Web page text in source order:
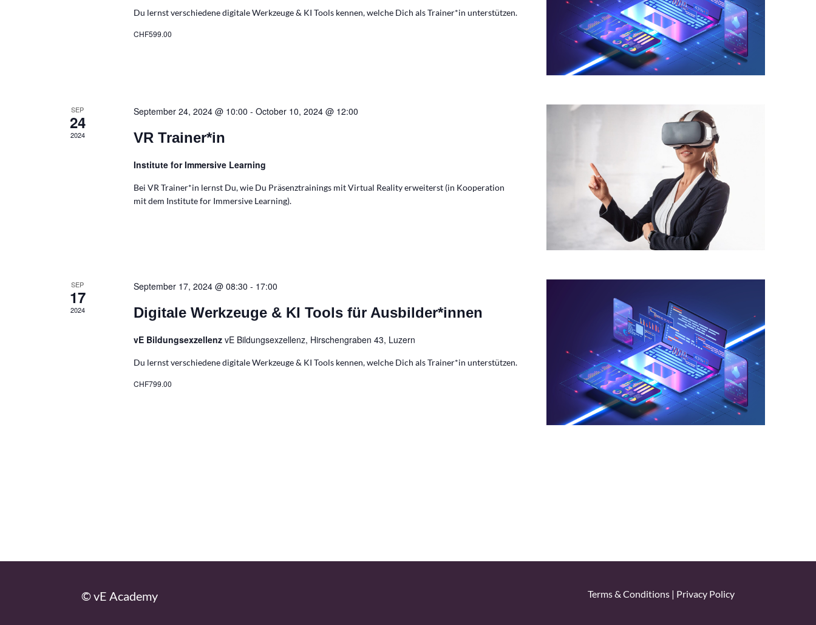
Du lernst verschiedene digitale Werkzeuge & KI Tools kennen, welche Dich als Trainer*in unterstützen.
CHF599.00
SEP
24
2024
September 24, 2024 @ 10:00 - October 10, 2024 @ 12:00
VR Trainer*in
Institute for Immersive Learning
Bei VR Trainer*in lernst Du, wie Du Präsenztrainings mit Virtual Reality erweiterst (in Kooperation
mit dem Institute for Immersive Learning).
SEP
17
2024
September 17, 2024 @ 08:30 - 17:00
Digitale Werkzeuge & KI Tools für Ausbilder*innen
vE Bildungsexzellenz vE Bildungsexzellenz, Hirschengraben 43, Luzern
Du lernst verschiedene digitale Werkzeuge & KI Tools kennen, welche Dich als Trainer*in unterstützen.
CHF799.00
© vE Academy Terms & Conditions| Privacy Policy